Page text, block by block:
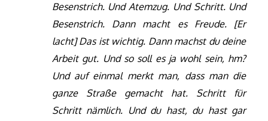
Besenstrich. Und Atemzug. Und Schritt. Und
Besenstrich. Dann macht es Freude. [Er
lacht] Das ist wichtig. Dann machst du deine
Arbeit gut. Und so soll es ja wohl sein, hm?
Und auf einmal merkt man, dass man die
ganze Straße gemacht hat. Schritt für
Schritt nämlich. Und du hast, du hast gar